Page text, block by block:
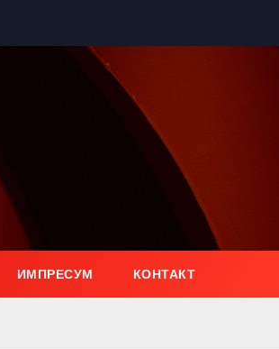
ИМПРЕСУМ КОНТАКТ